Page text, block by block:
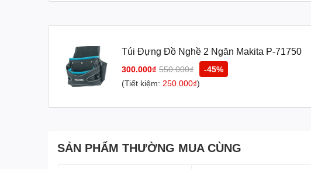
Túi Đựng Đồ Nghề 2 Ngăn Makita P-71750
300.000₫ 550.000₫
-45%
(Tiết kiệm: 250.000₫)
SẢN PHẨM THƯỜNG MUA CÙNG